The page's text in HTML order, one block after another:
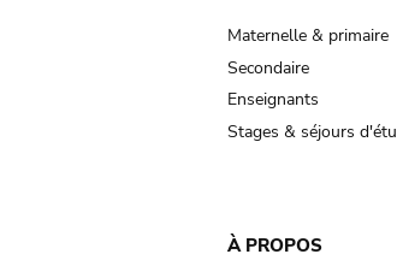
Maternelle & primaire
Secondaire
Enseignants
Stages & séjours
À PROPOS